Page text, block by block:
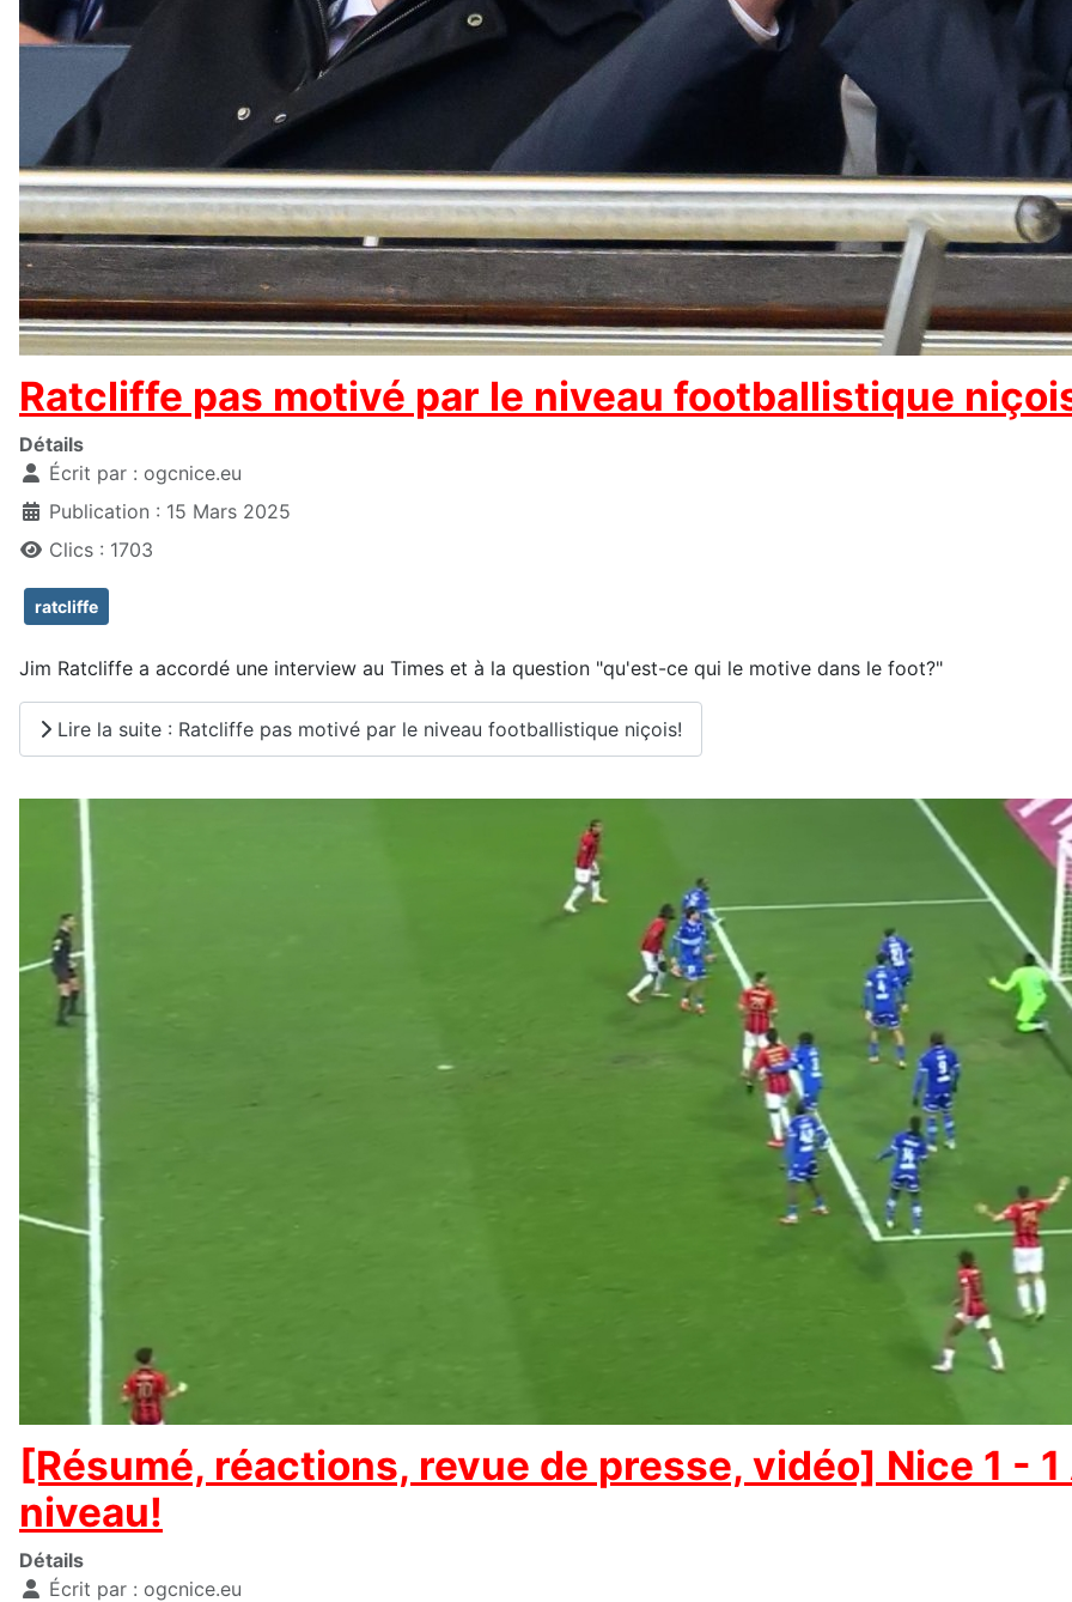
Ratcliffe pas motivé par le niveau footballistique
Détails
Écrit par : ogcnice.eu
Publication : 15 Mars 2025
Clics : 1703
ratcliffe
Jim Ratcliffe a accordé une interview au Times et à la question "qu'est-ce qui le motive dans le foot?"
Lire la suite : Ratcliffe pas motivé par le niveau footballistique niçois!
[Résumé, réactions, revue de presse, vidéo] Nice 1 -
niveau!
Détails
Écrit par : ogcnice.eu